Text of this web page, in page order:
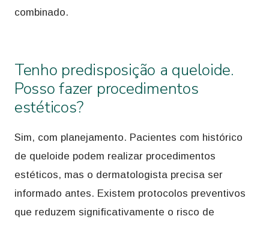
combinado.
Tenho predisposição a queloide.
Posso fazer procedimentos
estéticos?
Sim, com planejamento. Pacientes com histórico
de queloide podem realizar procedimentos
estéticos, mas o dermatologista precisa ser
informado antes. Existem protocolos preventivos
que reduzem significativamente o risco de